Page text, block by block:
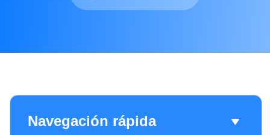
Navegación rápida